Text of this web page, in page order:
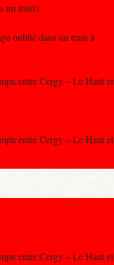
un train).
oublié dans un train à
entre Cergy – Le Haut et
entre Cergy – Le Haut et
entre Cergy – Le Haut et